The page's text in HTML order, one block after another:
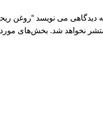
می نویسد “روغن ریحان ۶۰
نخواهد شد. بخش‌های